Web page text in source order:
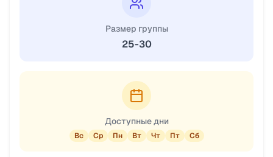
Размер группы
25-30
Доступные дни
Вс Ср Пн Вт Чт Пт Сб